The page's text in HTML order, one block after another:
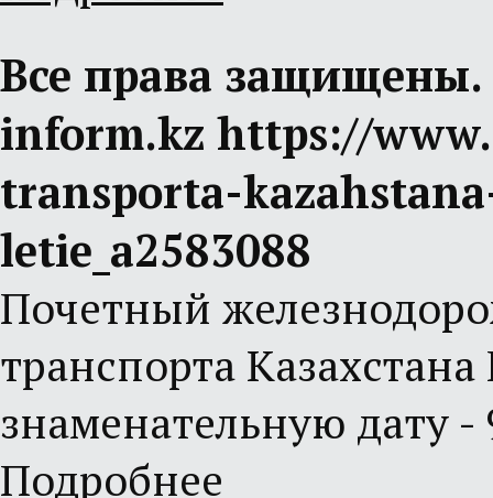
Все права защищены.
inform.kz https://
transporta-
letie_a2583088
Почетный
транспорта
знаменательную дату -
Подробнее